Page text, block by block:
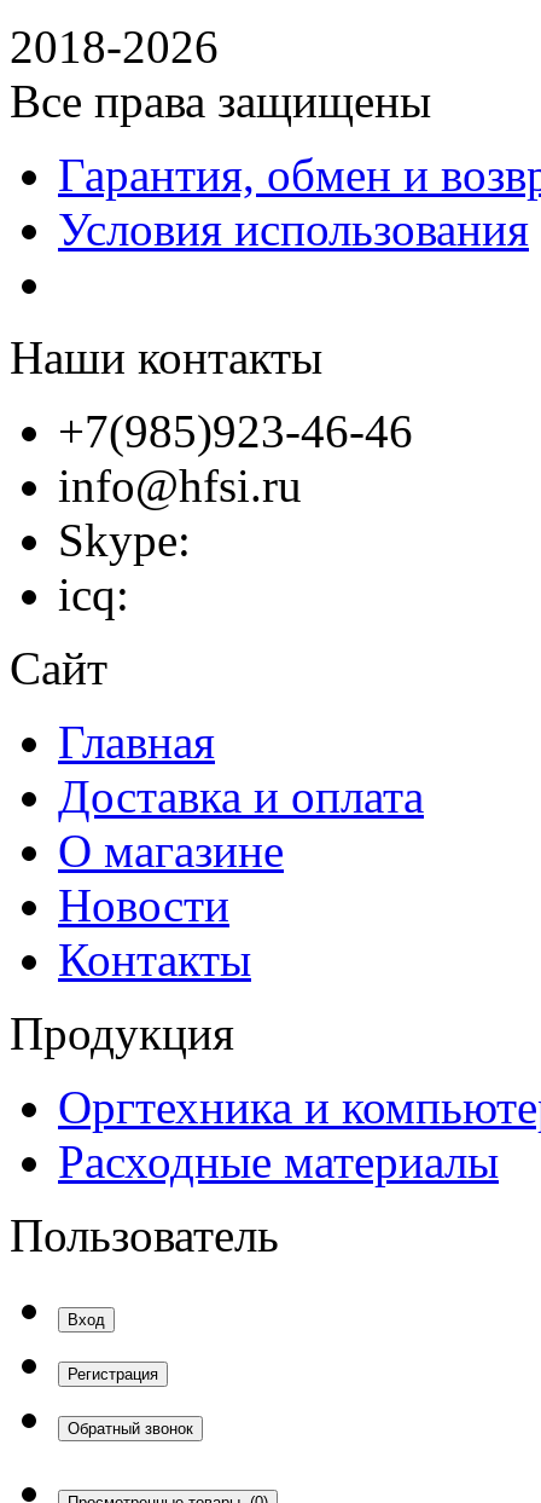
2018-2026
Все права защищены
Гарантия, обмен и
Условия использования
Наши контакты
+7(985)923-46-46
info@hfsi.ru
Skype:
icq:
Сайт
Главная
Доставка и оплата
О магазине
Новости
Контакты
Продукция
Оргтехника и
Расходные материалы
Пользователь
Вход
Регистрация
Обратный звонок